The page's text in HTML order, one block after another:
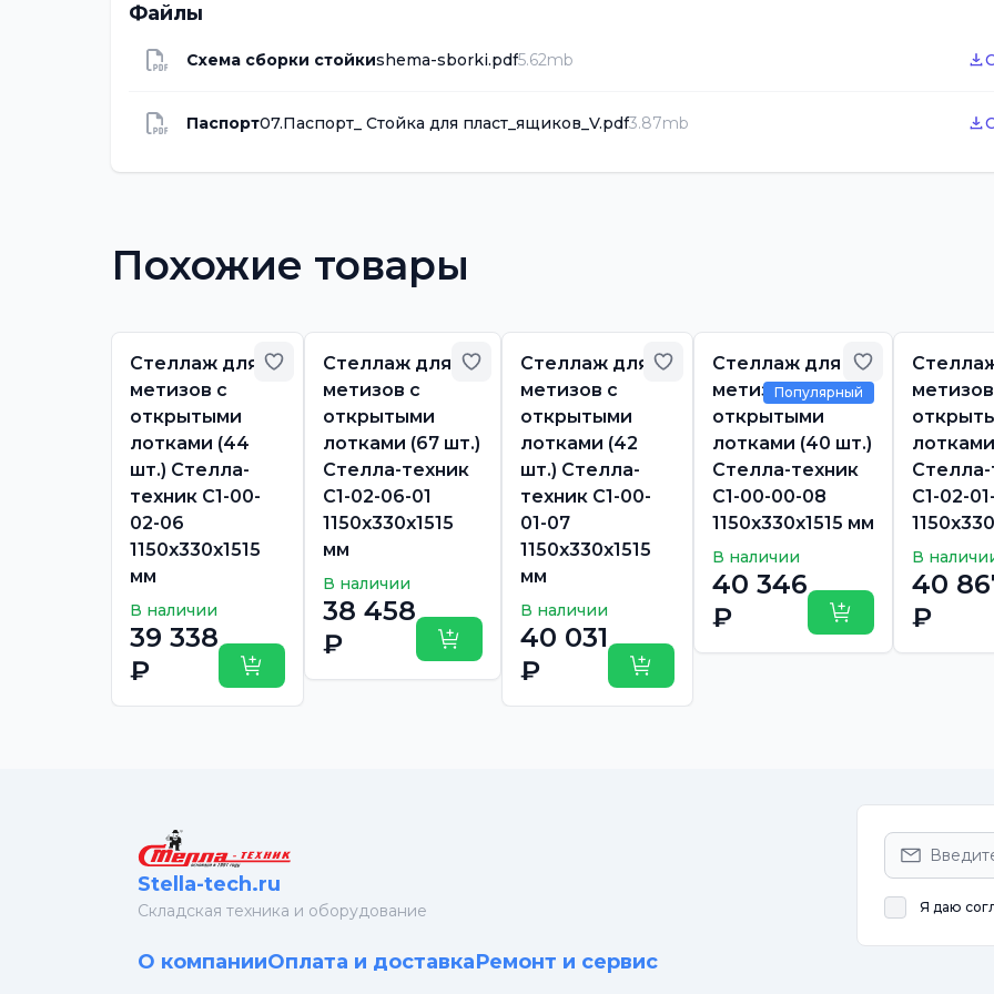
Файлы
Схема сборки стойкиshema-sborki.pdf5.62mb
Паспорт07.Паспорт_ Стойка для пласт_ящиков_V.pdf3.87mb
Похожие товары
Добавить в избранное
Стеллаж для
метизов с
открытыми
лотками (44
шт.) Стелла-
техник С1-00-
02-06
1150х330х1515
мм
В наличии
39 338
₽
Купить
Добавить в избранное
Стеллаж для
метизов с
открытыми
лотками (67 шт.)
Стелла-техник
С1-02-06-01
1150х330х1515
мм
В наличии
38 458
₽
Купить
Добавить в избранное
Стеллаж для
метизов с
открытыми
лотками (42
шт.) Стелла-
техник С1-00-
01-07
1150х330х1515
мм
В наличии
40 031
₽
Купить
Добавить в
Популярный
Стеллаж для
метизов с
открытыми
лотками (40 шт.)
Стелла-техник
С1-00-00-08
1150х330х1515 мм
В наличии
40 346
₽
Купить
Стелла-
С1-02-
В
40
₽
Stella-tech.ru
Cкладская техника и оборудование Я даю
О компанииОплата и доставкаРемонт и сервис